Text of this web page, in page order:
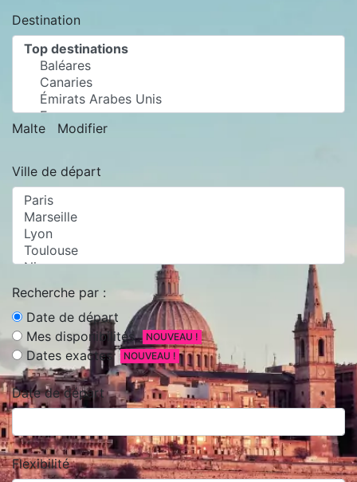
Destination
Malte Modifier
Ville de départ
Recherche par :
Date de départ
Mes disponibilités
NOUVEAU !
Dates exactes NOUVEAU !
Date de départ
Flexibilité